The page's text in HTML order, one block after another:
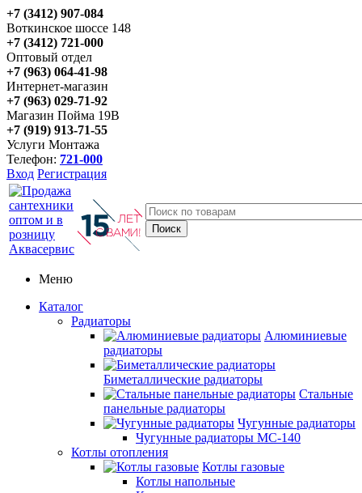
+7 (3412) 907-084
Воткинское шоссе 148
+7 (3412) 721-000
Оптовый отдел
+7 (963) 064-41-98
Интернет-магазин
+7 (963) 029-71-92
Магазин Пойма 19В
+7 (919) 913-71-55
Услуги Монтажа
Телефон: 721-000
Вход Регистрация
Меню
Каталог
Радиаторы
Алюминиевые
радиаторы
Биметаллические радиаторы
Стальные
панельные радиаторы
Чугунные радиаторы
Чугунные радиаторы МС-140
Котлы отопления
Котлы газовые
Котлы напольные